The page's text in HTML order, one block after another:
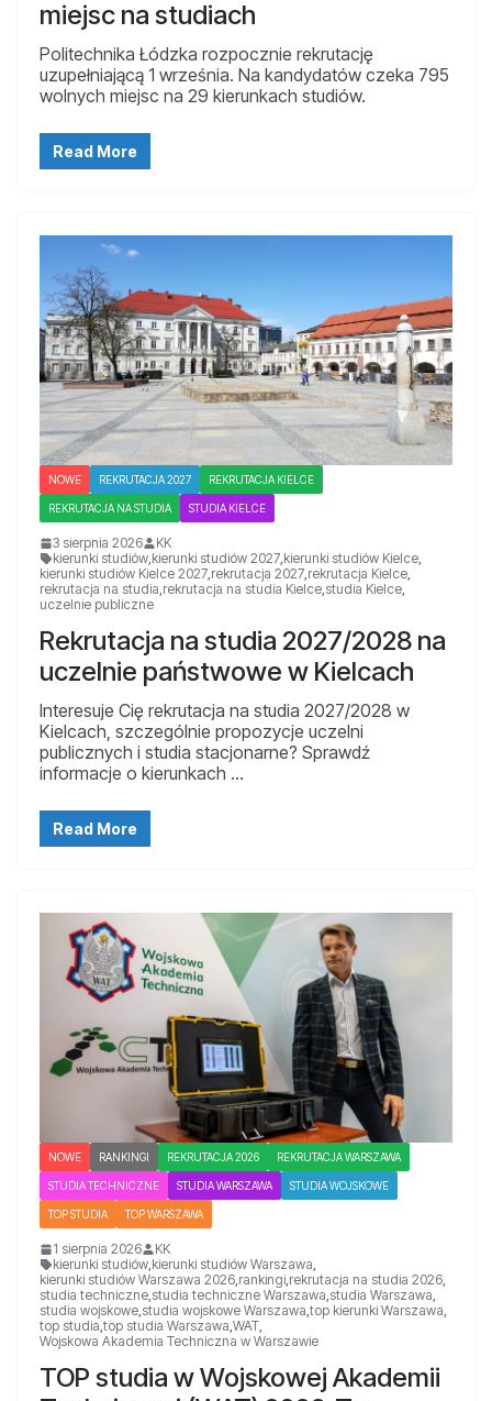
miejsc na studiach
Politechnika Łódzka rozpocznie rekrutację
uzupełniającą 1 września. Na kandydatów czeka 795
wolnych miejsc na 29 kierunkach studiów.
Read More
NOWE REKRUTACJA 2027 REKRUTACJA KIELCE
REKRUTACJA NA STUDIA STUDIA KIELCE
3 sierpnia 2026
KK
kierunki studiów kierunki studiów 2027 kierunki studiów Kielce
kierunki studiów Kielce 2027 rekrutacja 2027 rekrutacja Kielce
rekrutacja na studia rekrutacja na studia Kielce studia Kielce
uczelnie publiczne
Rekrutacja na studia 2027/2028 na
uczelnie państwowe w Kielcach
Interesuje Cię rekrutacja na studia 2027/2028 w
Kielcach, szczególnie propozycje uczelni
publicznych i studia stacjonarne? Sprawdź
informacje o kierunkach …
Read More
NOWE RANKINGI REKRUTACJA 2026 REKRUTACJA WARSZAWA
STUDIA TECHNICZNE STUDIA WARSZAWA STUDIA WOJSKOWE
TOP STUDIA TOP WARSZAWA
1 sierpnia 2026
KK
kierunki studiów kierunki studiów Warszawa
kierunki studiów Warszawa 2026 rankingi rekrutacja na studia 2026
studia techniczne studia techniczne Warszawa studia Warszawa
studia wojskowe studia wojskowe Warszawa top kierunki Warszawa
top studia top studia Warszawa WAT
Wojskowa Akademia Techniczna w Warszawie
TOP studia w Wojskowej Akademii